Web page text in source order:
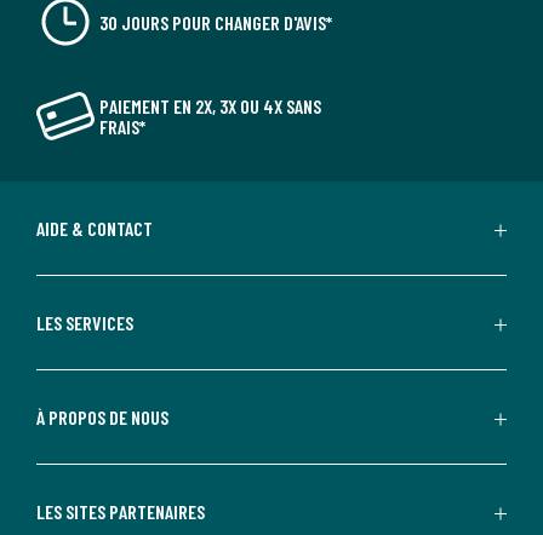
30 JOURS POUR CHANGER D'AVIS*
PAIEMENT EN 2X, 3X OU 4X SANS
FRAIS*
AIDE & CONTACT
LES SERVICES
À PROPOS DE NOUS
LES SITES PARTENAIRES